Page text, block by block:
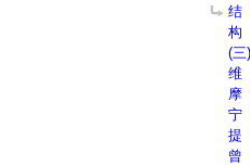
结
构
(三)
维
摩
宁
提
曾